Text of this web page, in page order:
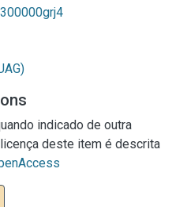
indicado de outra
deste item é descrita